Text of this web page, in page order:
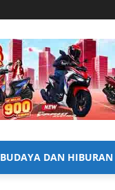
BUDAYA DAN HIBURAN